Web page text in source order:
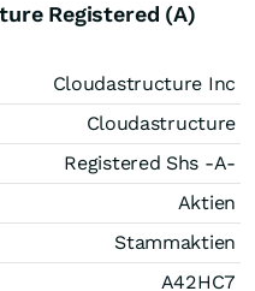
Registered (A)
Cloudastructure Inc
Cloudastructure
Registered Shs -A-
Aktien
Stammaktien
A42HC7